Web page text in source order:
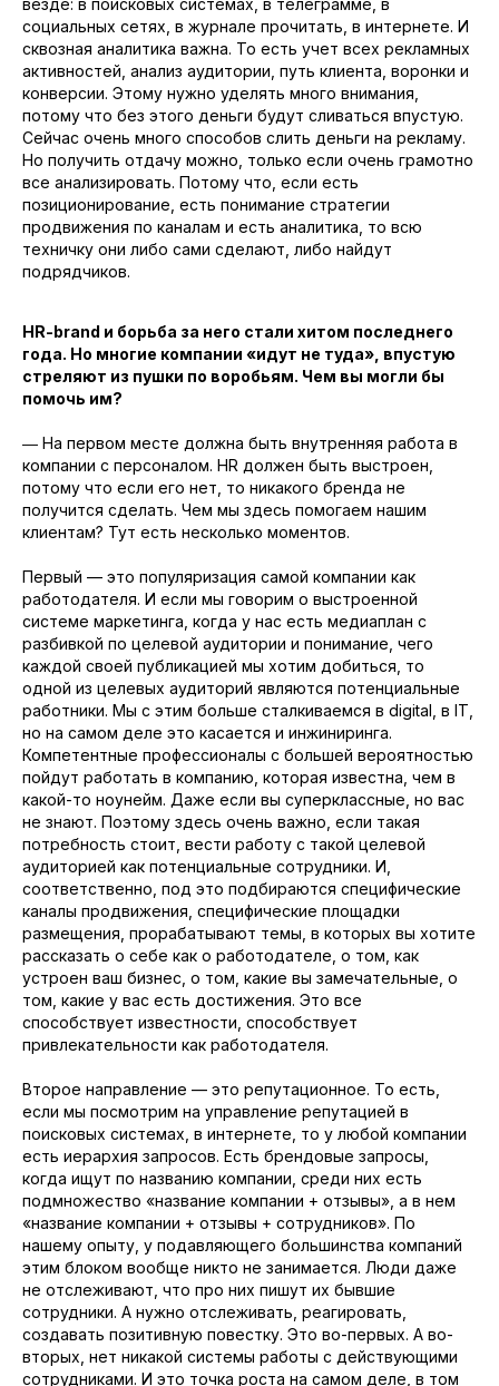
везде: в поисковых системах, в телеграмме, в
социальных сетях, в журнале прочитать, в интернете. И
сквозная аналитика важна. То есть учет всех рекламных
активностей, анализ аудитории, путь клиента, воронки и
конверсии. Этому нужно уделять много внимания,
потому что без этого деньги будут сливаться впустую.
Сейчас очень много способов слить деньги на рекламу.
Но получить отдачу можно, только если очень грамотно
все анализировать. Потому что, если есть
позиционирование, есть понимание стратегии
продвижения по каналам и есть аналитика, то всю
техничку они либо сами сделают, либо найдут
подрядчиков.
HR-brand и борьба за него стали хитом последнего
года. Но многие компании «идут не туда», впустую
стреляют из пушки по воробьям. Чем вы могли бы
помочь им?
― На первом месте должна быть внутренняя работа в
компании с персоналом. HR должен быть выстроен,
потому что если его нет, то никакого бренда не
получится сделать. Чем мы здесь помогаем нашим
клиентам? Тут есть несколько моментов.
Первый — это популяризация самой компании как
работодателя. И если мы говорим о выстроенной
системе маркетинга, когда у нас есть медиаплан с
разбивкой по целевой аудитории и понимание, чего
каждой своей публикацией мы хотим добиться, то
одной из целевых аудиторий являются потенциальные
работники. Мы с этим больше сталкиваемся в digital, в IT,
но на самом деле это касается и инжиниринга.
Компетентные профессионалы с большей вероятностью
пойдут работать в компанию, которая известна, чем в
какой-то ноунейм. Даже если вы суперклассные, но вас
не знают. Поэтому здесь очень важно, если такая
потребность стоит, вести работу с такой целевой
аудиторией как потенциальные сотрудники. И,
соответственно, под это подбираются специфические
каналы продвижения, специфические площадки
размещения, прорабатывают темы, в которых вы хотите
рассказать о себе как о работодателе, о том, как
устроен ваш бизнес, о том, какие вы замечательные, о
том, какие у вас есть достижения. Это все
способствует известности, способствует
привлекательности как работодателя.
Второе направление — это репутационное. То есть,
если мы посмотрим на управление репутацией в
поисковых системах, в интернете, то у любой компании
есть иерархия запросов. Есть брендовые запросы,
когда ищут по названию компании, среди них есть
подмножество «название компании + отзывы», а в нем
«название компании + отзывы + сотрудников». По
нашему опыту, у подавляющего большинства компаний
этим блоком вообще никто не занимается. Люди даже
не отслеживают, что про них пишут их бывшие
сотрудники. А нужно отслеживать, реагировать,
создавать позитивную повестку. Это во-первых. А во-
вторых, нет никакой системы работы с действующими
сотрудниками. И это точка роста на самом деле, в том